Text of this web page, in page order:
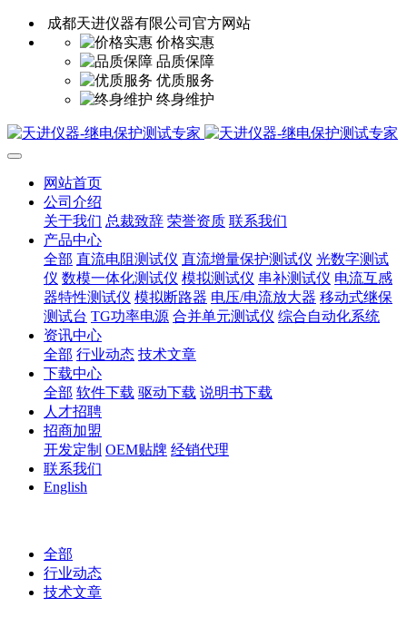
成都天进仪器有限公司官方网站
价格实惠
品质保障
优质服务
终身维护
网站首页
公司介绍
关于我们 总裁致辞 荣誉资质 联系我们
产品中心
全部 直流电阻测试仪 直流增量保护测试仪 光数字测试
仪 数模一体化测试仪 模拟测试仪 串补测试仪 电流互感
器特性测试仪 模拟断路器 电压/电流放大器 移动式继保
测试台 TG功率电源 合并单元测试仪 综合自动化系统
资讯中心
全部 行业动态 技术文章
下载中心
全部 软件下载 驱动下载 说明书下载
人才招聘
招商加盟
开发定制 OEM贴牌 经销代理
联系我们
English
全部
行业动态
技术文章